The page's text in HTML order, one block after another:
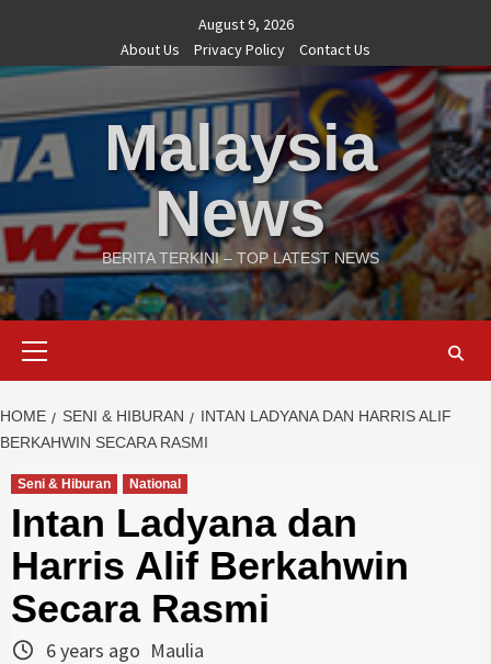
content
August 9, 2026
About Us
Privacy Policy Contact Us
Malaysia
News
BERITA TERKINI – TOP LATEST NEWS
HOME SENI & HIBURAN
INTAN LADYANA DAN HARRIS ALIF
BERKAHWIN SECARA RASMI
Seni & Hiburan National
Intan Ladyana dan
Harris Alif Berkahwin
Secara Rasmi
6 years ago Maulia